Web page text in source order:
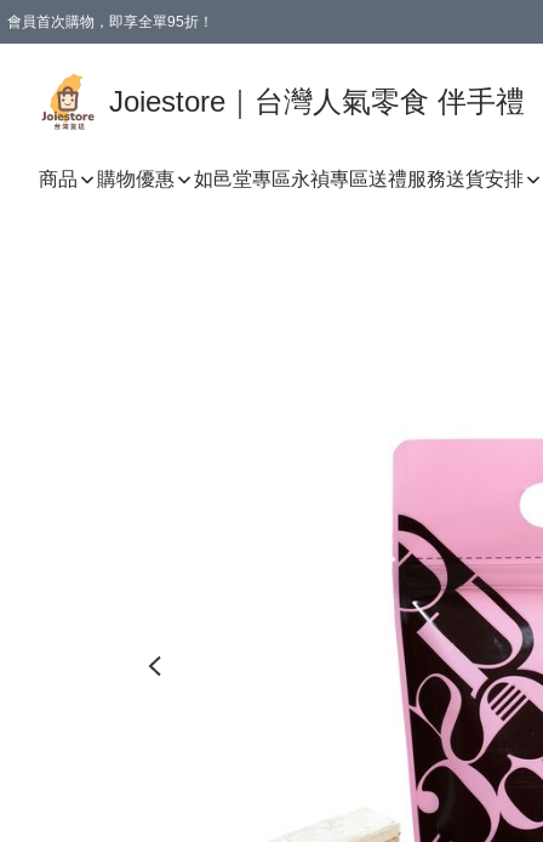
會員首次購物，即享全單95折！
Joiestore｜台灣人氣零食 伴手禮
商品 購物優惠 如邑堂專區永禎專區送禮服務送貨安排